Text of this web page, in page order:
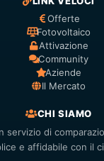
Offerte
Fotovoltaico
Attivazione
Community
Aziende
Il Mercato
CHI SIAMO
servizio di
e affidabile con il